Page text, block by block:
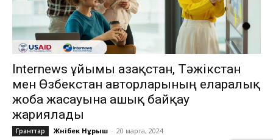
Internews ұйымы Қазақстан, Тәжікстан
мен Өзбекстан авторларының еларалық
жоба жасауына ашық байқау
жариялады
Гранттар Жәнібек Нұрыш - 20 марта, 2024